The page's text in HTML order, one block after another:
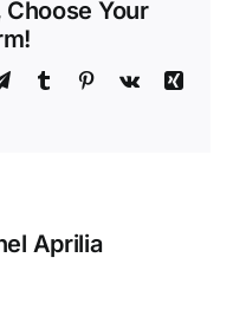
Your
TelegramTumblr Pinterest
Vk
Xing
Aprilia